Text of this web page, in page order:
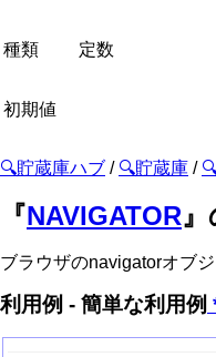
種類 定数
初期値
🔍貯蔵庫ハブ / 🔍貯蔵庫 /
『NAVIGATOR
ブラウザのnavigatorオブジ
利用例 - 簡単な利用例